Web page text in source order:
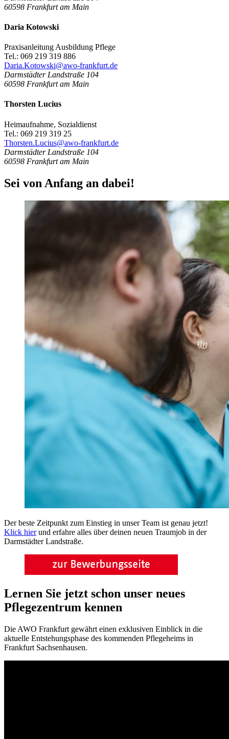
60598 Frankfurt am Main
Daria Kotowski
Praxisanleitung Ausbildung Pflege
Tel.: 069 219 319 886
Daria.Kotowski@awo-frankfurt.de
Darmstädter Landstraße 104
60598 Frankfurt am Main
Thorsten Lucius
Heimaufnahme, Sozialdienst
Tel.: 069 219 319 25
Thorsten.Lucius@awo-frankfurt.de
Darmstädter Landstraße 104
60598 Frankfurt am Main
Sei von Anfang an dabei!
Der beste Zeitpunkt zum Einstieg in unser Team ist genau jetzt!
Klick hierund erfahre alles über deinen neuen Traumjob in der
Darmstädter Landstraße.
Lernen Sie jetzt schon unser neues
Pflegezentrum kennen
Die AWO Frankfurt gewährt einen exklusiven Einblick in die
aktuelle Entstehungsphase des kommenden Pflegeheims in
Frankfurt Sachsenhausen.